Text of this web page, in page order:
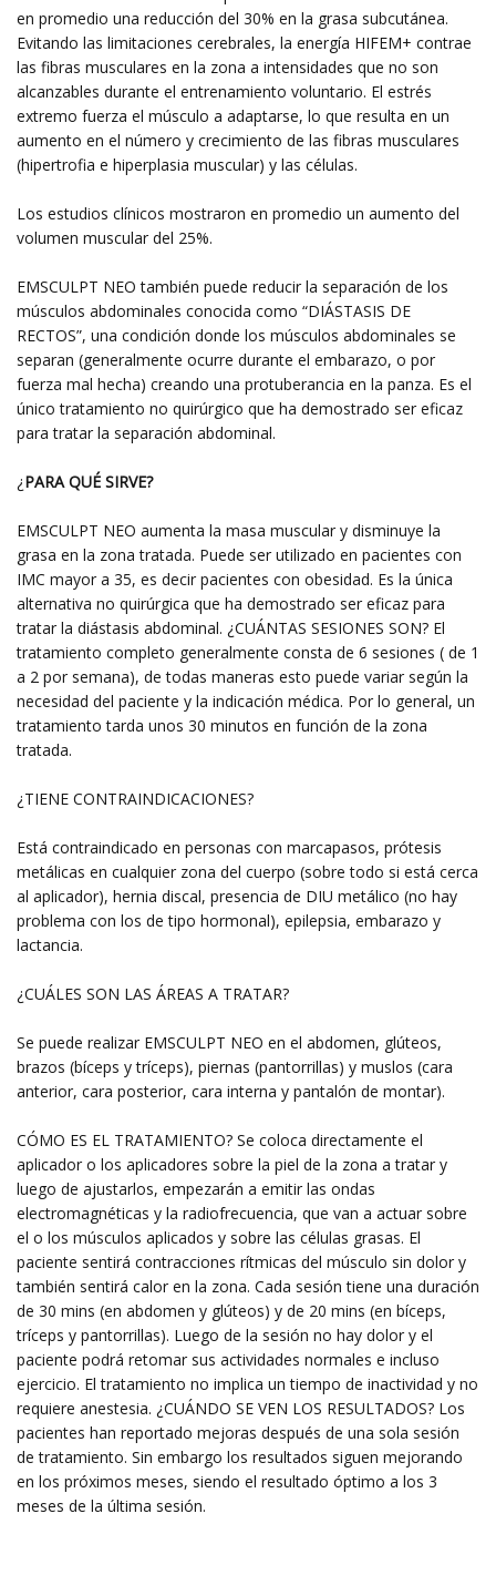
en promedio una reducción del 30% en la grasa subcutánea.
Evitando las limitaciones cerebrales, la energía HIFEM+ contrae
las fibras musculares en la zona a intensidades que no son
alcanzables durante el entrenamiento voluntario. El estrés
extremo fuerza el músculo a adaptarse, lo que resulta en un
aumento en el número y crecimiento de las fibras musculares
(hipertrofia e hiperplasia muscular) y las células.
Los estudios clínicos mostraron en promedio un aumento del
volumen muscular del 25%.
EMSCULPT NEO también puede reducir la separación de los
músculos abdominales conocida como “DIÁSTASIS DE
RECTOS”, una condición donde los músculos abdominales se
separan (generalmente ocurre durante el embarazo, o por
fuerza mal hecha) creando una protuberancia en la panza. Es el
único tratamiento no quirúrgico que ha demostrado ser eficaz
para tratar la separación abdominal.
¿PARA QUÉ SIRVE?
EMSCULPT NEO aumenta la masa muscular y disminuye la
grasa en la zona tratada. Puede ser utilizado en pacientes con
IMC mayor a 35, es decir pacientes con obesidad. Es la única
alternativa no quirúrgica que ha demostrado ser eficaz para
tratar la diástasis abdominal. ¿CUÁNTAS SESIONES SON? El
tratamiento completo generalmente consta de 6 sesiones ( de 1
a 2 por semana), de todas maneras esto puede variar según la
necesidad del paciente y la indicación médica. Por lo general, un
tratamiento tarda unos 30 minutos en función de la zona
tratada.
¿TIENE CONTRAINDICACIONES?
Está contraindicado en personas con marcapasos, prótesis
metálicas en cualquier zona del cuerpo (sobre todo si está cerca
al aplicador), hernia discal, presencia de DIU metálico (no hay
problema con los de tipo hormonal), epilepsia, embarazo y
lactancia.
¿CUÁLES SON LAS ÁREAS A TRATAR?
Se puede realizar EMSCULPT NEO en el abdomen, glúteos,
brazos (bíceps y tríceps), piernas (pantorrillas) y muslos (cara
anterior, cara posterior, cara interna y pantalón de montar).
CÓMO ES EL TRATAMIENTO? Se coloca directamente el
aplicador o los aplicadores sobre la piel de la zona a tratar y
luego de ajustarlos, empezarán a emitir las ondas
electromagnéticas y la radiofrecuencia, que van a actuar sobre
el o los músculos aplicados y sobre las células grasas. El
paciente sentirá contracciones rítmicas del músculo sin dolor y
también sentirá calor en la zona. Cada sesión tiene una duración
de 30 mins (en abdomen y glúteos) y de 20 mins (en bíceps,
tríceps y pantorrillas). Luego de la sesión no hay dolor y el
paciente podrá retomar sus actividades normales e incluso
ejercicio. El tratamiento no implica un tiempo de inactividad y no
requiere anestesia. ¿CUÁNDO SE VEN LOS RESULTADOS? Los
pacientes han reportado mejoras después de una sola sesión
de tratamiento. Sin embargo los resultados siguen mejorando
en los próximos meses, siendo el resultado óptimo a los 3
meses de la última sesión.